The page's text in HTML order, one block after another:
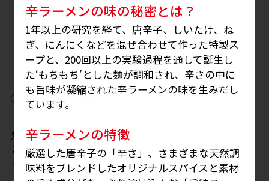
辛ラーメン焼きそば
炒めキムチ カップ
炒めキムチの甘味・酸味
ともちもち麺が絡み合
う、世界的流行
辛ラーメンの味の秘密とは？
1年以上の研究を経て、唐辛子、しいたけ、ね
ぎ、にんにくなどを混ぜ合わせて作った特製ス
ープと、200回以上の実験過程を通して誕生し
た‘もちもち’とした麺が調和され、辛さの中に
も旨味が凝縮された辛ラーメンの味を生みだし
ています。
辛ラーメンの特徴
厳選した唐辛子の「辛さ」、さまざまな天然調
味料をブレンドしたオリジナルスパイスと素材